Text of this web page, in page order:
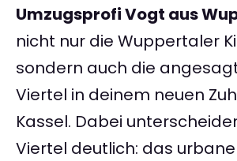
Umzugsprofi Vogt aus
nicht nur die Wuppertaler
sondern auch die
Viertel in deinem neuen
Kassel. Dabei
Viertel deutlich: das